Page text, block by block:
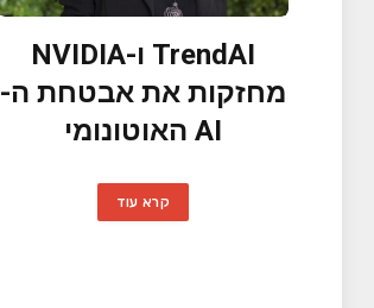
TrendAI ו-NVIDIA
מחזקות את אבטחת ה-
AI האוטונומי
קרא עוד